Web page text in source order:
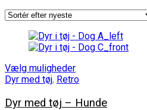
Vælg muligheder
Dyr med tøj, Retro
Dyr med tøj – Hunde